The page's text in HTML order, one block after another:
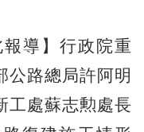
報導】行政院重
公路總局許阿明
工處蘇志勲處長